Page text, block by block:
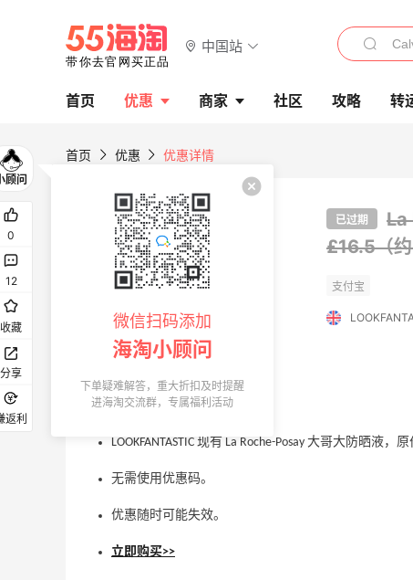
中国站
首页 优惠 商家 社区 攻略 转
首页 优惠 优惠详情
已过期 La
£16.5（
LOOKFANTASTIC 现有 La Roche-Posay 大哥大防晒液，
无需使用优惠码。
优惠随时可能失效。
立即购买>>
0
12
收藏
分享
返利
微信扫码添加
海淘小顾问
下单疑难解答，重大折扣及时提醒
进海淘交流群，专属福利活动